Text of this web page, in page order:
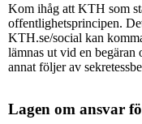
Kom ihåg att KTH som
offentlighetsprincipen.
KTH.se/social kan
lämnas ut vid en begäran
annat följer av
Lagen om ansvar